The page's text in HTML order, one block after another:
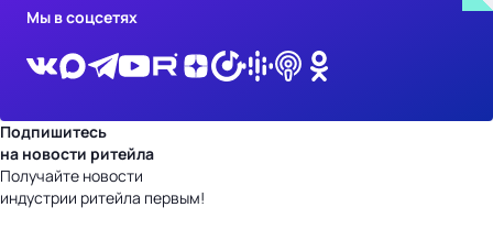
Мы в соцсетях
Подпишитесь
на новости ритейла
Получайте новости
индустрии ритейла первым!